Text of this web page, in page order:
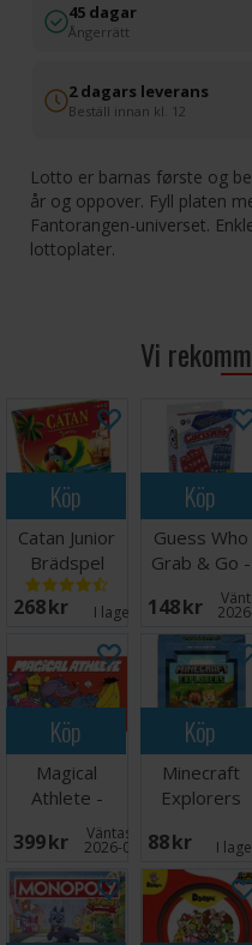
45 dagar
Ångerrätt
2 dagars leverans
Beställ innan kl. 12
Lotto er barnas første og
år og oppover. Fyll platen
Fantorangen-universet.
lottoplater.
Vi
Köp
Catan Junior
Brädspel
268 SEK I lager:
Köp
Guess Who
Grab & Go -
Reseutgåva
148 SEK
Köp
Magical
Athlete -
NORSK
399 SEK Väntas in:
2026-09-30
Köp
Minecraft
Explorers
88 SEK I